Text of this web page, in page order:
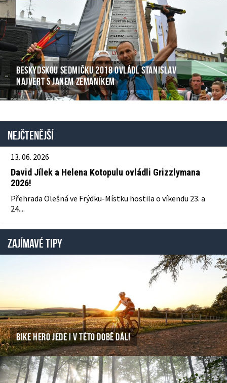
BESKYDSKOU SEDMIČKU 2018 OVLÁDL STANISLAV
NAJVERT S JANEM ZEMANÍKEM
Nejčtenější
13. 06. 2026
David Jílek a Helena Kotopulu ovládli Grizzlymana
2026!
Přehrada Olešná ve Frýdku-Místku hostila o víkendu 23. a
24....
ZAJÍMAVÉ TIPY
BIKE HERO JEDE I V TÉTO DOBĚ DÁL!